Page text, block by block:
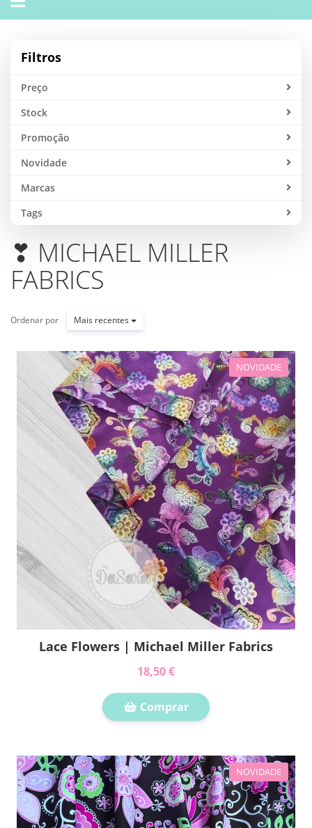
navigation
Filtros
Preço
Stock
Promoção
Novidade
Marcas
Tags
❣ MICHAEL MILLER
FABRICS
Ordenar por Mais recentes
NOVIDADE
Lace Flowers | Michael Miller Fabrics
18,50 €
Comprar
NOVIDADE